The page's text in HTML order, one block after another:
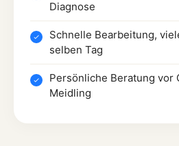
Diagnose
Schnelle Bearbeitung,
selben Tag
Persönliche Beratung vor
Meidling